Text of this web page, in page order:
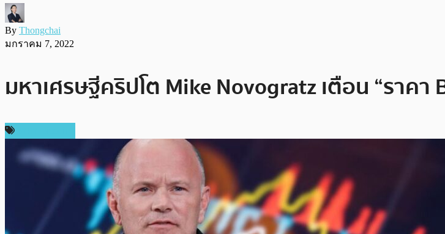
By Thongchai
มกราคม 7, 2022
มหาเศรษฐีคริปโต Mike Novogratz เตือน “ราค